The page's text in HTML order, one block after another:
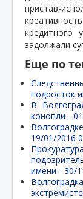
пристав-
креативность
кредитного
задолжали
Еще по
подросток
В
конопли -
19/01/2016
имени - 30/